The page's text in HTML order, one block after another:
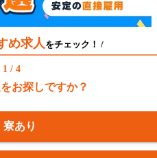
め求人をチェック！ /
1 / 4
お探しですか？
寮あり